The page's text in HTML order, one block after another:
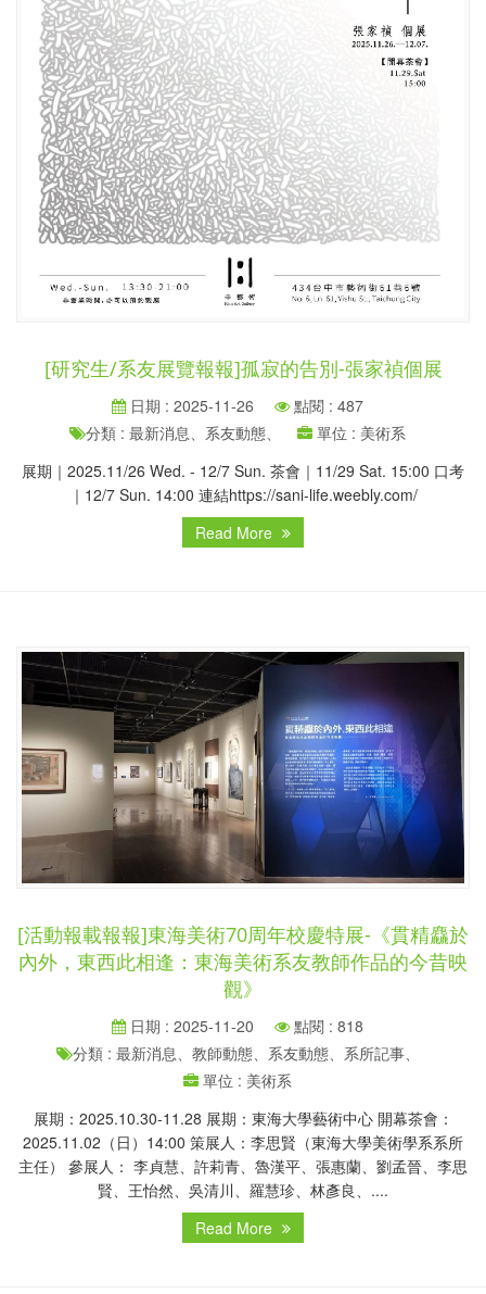
[研究生/系友展覽報報]孤寂的告別-張家禎個展
日期 : 2025-11-26
點閱 : 487
分類 : 最新消息、系友動態、
單位 : 美術系
展期｜2025.11/26 Wed. - 12/7 Sun. 茶會｜11/29 Sat. 15:00 口考
｜12/7 Sun. 14:00 連結https://sani-life.weebly.com/
Read More
[活動報載報報]東海美術70周年校慶特展-《貫精麤於
內外，東西此相逢：東海美術系友教師作品的今昔映
觀》
日期 : 2025-11-20
點閱 : 818
分類 : 最新消息、教師動態、系友動態、系所記事、
單位 : 美術系
展期：2025.10.30-11.28 展期：東海大學藝術中心 開幕茶會：
2025.11.02（日）14:00 策展人：李思賢（東海大學美術學系系所
主任） 參展人： 李貞慧、許莉青、魯漢平、張惠蘭、劉孟晉、李思
賢、王怡然、吳清川、羅慧珍、林彥良、....
Read More